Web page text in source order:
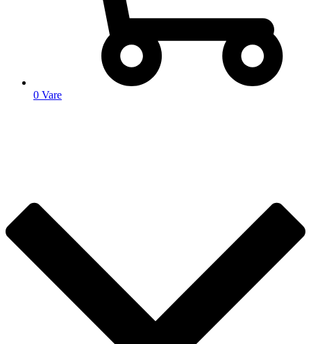
0 Vare